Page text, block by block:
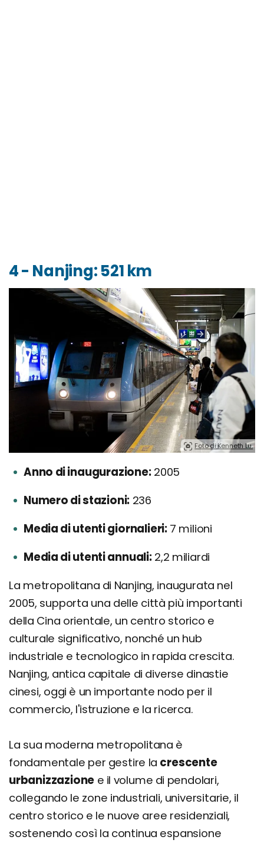
4 - Nanjing: 521 km
Foto di Kenneth Lu.
Anno di inaugurazione:2005
Numero di stazioni: 236
Media di utenti giornalieri:7 milioni
Media di utenti annuali:2,2 miliardi
La metropolitana di Nanjing, inaugurata nel
2005, supporta una delle città più importanti
della Cina orientale, un centro storico e
culturale significativo, nonché un hub
industriale e tecnologico in rapida crescita.
Nanjing, antica capitale di diverse dinastie
cinesi, oggi è un importante nodo per il
commercio, l'istruzione e la ricerca.
La sua moderna metropolitana è
fondamentale per gestire la crescente
urbanizzazione e il volume di pendolari,
collegando le zone industriali, universitarie, il
centro storico e le nuove aree residenziali,
sostenendo così la continua espansione